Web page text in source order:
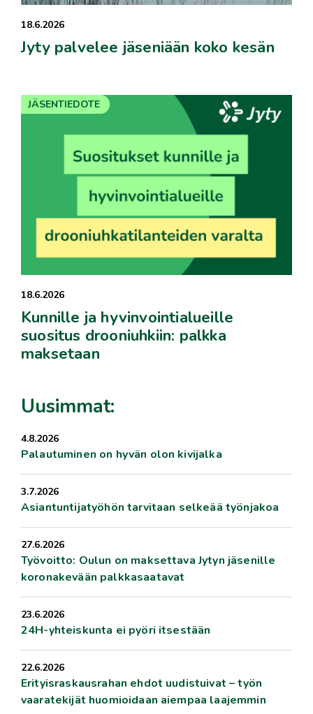
18.6.2026
Jyty palvelee jäseniään koko kesän
18.6.2026
Kunnille ja hyvinvointialueille
suositus drooniuhkiin: palkka
maksetaan
JÄSENTIEDOTE
Uusimmat:
4.8.2026
Palautuminen on hyvän olon kivijalka
3.7.2026
Asiantuntijatyöhön tarvitaan selkeää työnjakoa
27.6.2026
Työvoitto: Oulun on maksettava Jytyn jäsenille
koronakevään palkkasaatavat
23.6.2026
24H-yhteiskunta ei pyöri itsestään
22.6.2026
Erityisraskausrahan ehdot uudistuivat – työn
vaaratekijät huomioidaan aiempaa laajemmin